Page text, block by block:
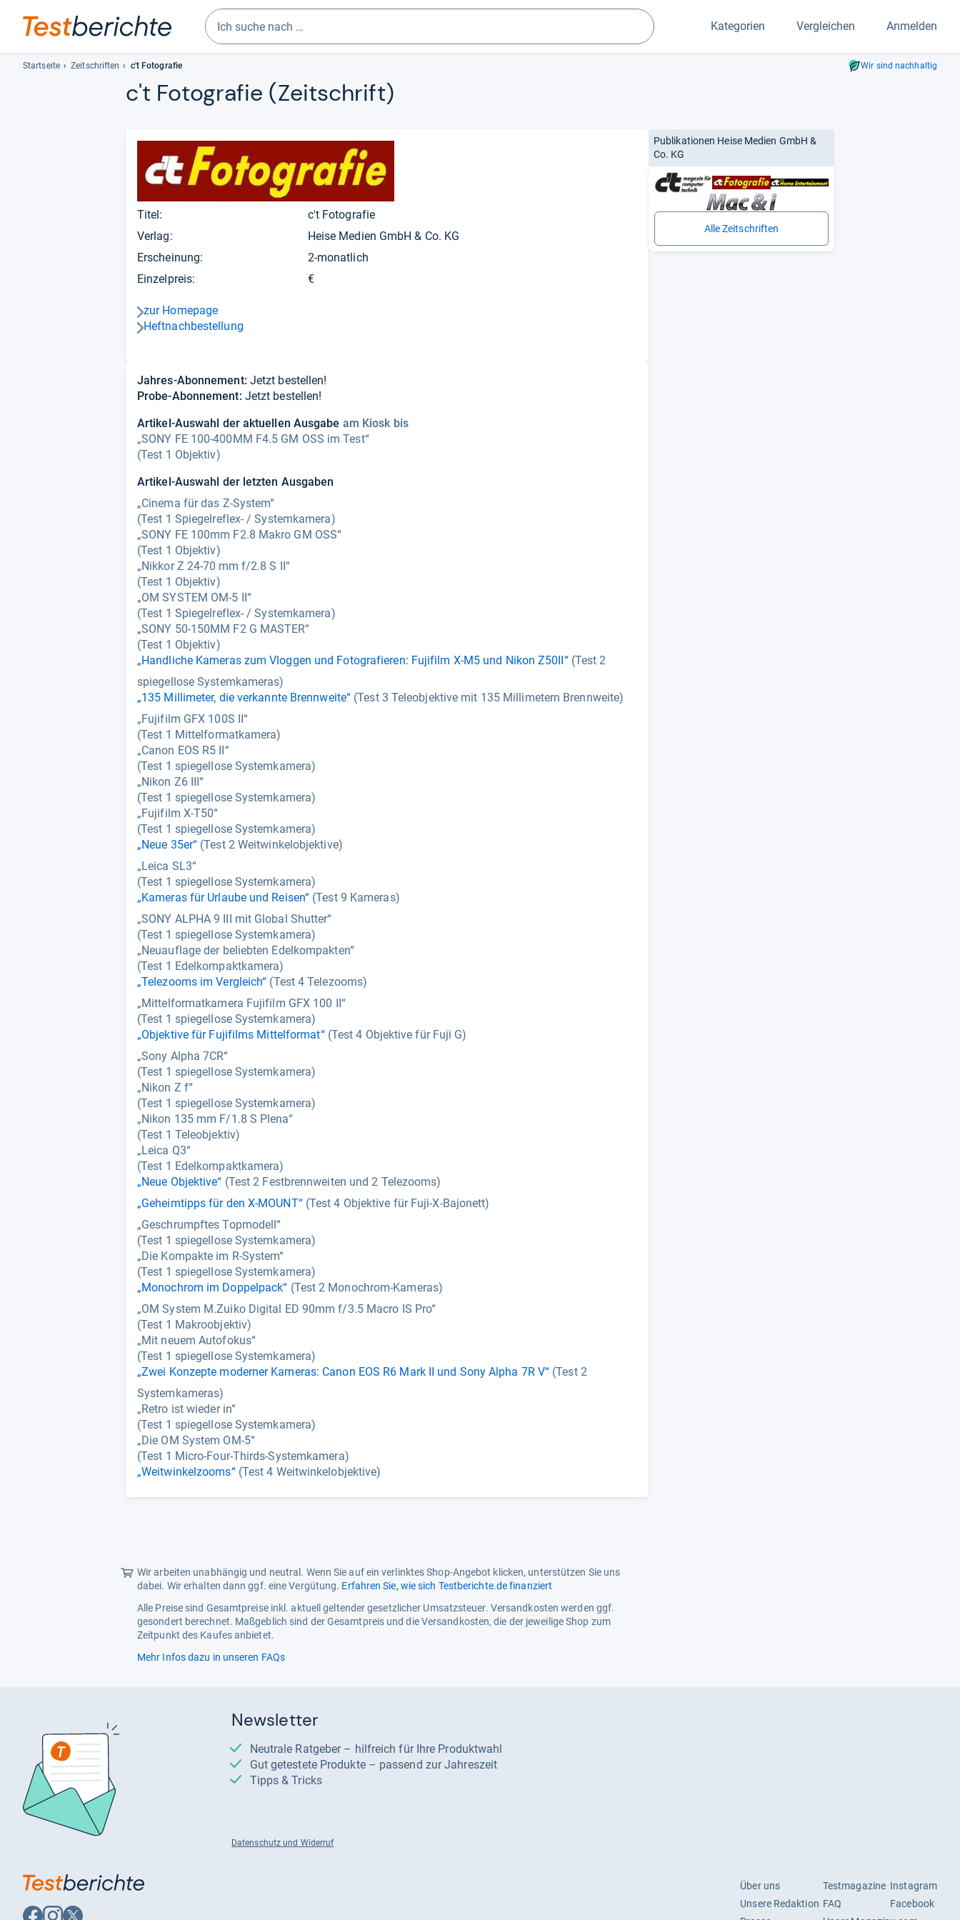
Suchen
Geben
mindestens
drei
Vorschläge
erscheinen
automatisch
Kategorien Vergleichen Anmelden
Startseite Zeitschriften c't Fotografie Wir sind nachhaltig
c't Fotografie (Zeitschrift)
Titel:
Verlag:
Erscheinung:
Einzelpreis:
c't Fotografie
Heise Medien GmbH & Co. KG
2-monatlich
€
pfeil_navi_rechtszur Homepage
pfeil_navi_rechtsHeftnachbestellung
Jahres-Abonnement: Jetzt bestellen!
Probe-Abonnement: Jetzt bestellen!
Artikel-Auswahl der aktuellen Ausgabe am Kiosk bis
„SONY FE 100-400MM F4.5 GM OSS im Test“
(Test 1 Objektiv)
Artikel-Auswahl der letzten Ausgaben
„Cinema für das Z-System“
(Test 1 Spiegelreflex- / Systemkamera)
„SONY FE 100mm F2.8 Makro GM OSS“
(Test 1 Objektiv)
„Nikkor Z 24-70 mm f/2.8 S II“
(Test 1 Objektiv)
„OM SYSTEM OM-5 II“
(Test 1 Spiegelreflex- / Systemkamera)
„SONY 50-150MM F2 G MASTER“
(Test 1 Objektiv)
„Handliche Kameras zum Vloggen und Fotografieren: Fujifilm X-M5 und Nikon Z50II“(Test 2
spiegellose Systemkameras)
„135 Millimeter, die verkannte Brennweite“ (Test 3 Teleobjektive mit 135 Millimetern Brennweite)
„Fujifilm GFX 100S II“
(Test 1 Mittelformatkamera)
„Canon EOS R5 II“
(Test 1 spiegellose Systemkamera)
„Nikon Z6 III“
(Test 1 spiegellose Systemkamera)
„Fujifilm X-T50“
(Test 1 spiegellose Systemkamera)
„Neue 35er“ (Test 2 Weitwinkelobjektive)
„Leica SL3“
(Test 1 spiegellose Systemkamera)
„Kameras für Urlaube und Reisen“ (Test 9 Kameras)
„SONY ALPHA 9 III mit Global Shutter“
(Test 1 spiegellose Systemkamera)
„Neuauflage der beliebten Edelkompakten“
(Test 1 Edelkompaktkamera)
„Telezooms im Vergleich“ (Test 4 Telezooms)
„Mittelformatkamera Fujifilm GFX 100 II“
(Test 1 spiegellose Systemkamera)
„Objektive für Fujifilms Mittelformat“(Test 4 Objektive für Fuji G)
„Sony Alpha 7CR“
(Test 1 spiegellose Systemkamera)
„Nikon Z f“
(Test 1 spiegellose Systemkamera)
„Nikon 135 mm F/1.8 S Plena“
(Test 1 Teleobjektiv)
„Leica Q3“
(Test 1 Edelkompaktkamera)
„Neue Objektive“ (Test 2 Festbrennweiten und 2 Telezooms)
„Geheimtipps für den X-MOUNT“(Test 4 Objektive für Fuji-X-Bajonett)
„Geschrumpftes Topmodell“
(Test 1 spiegellose Systemkamera)
„Die Kompakte im R-System“
(Test 1 spiegellose Systemkamera)
„Monochrom im Doppelpack“ (Test 2 Monochrom-Kameras)
„OM System M.Zuiko Digital ED 90mm f/3.5 Macro IS Pro“
(Test 1 Makroobjektiv)
„Mit neuem Autofokus“
(Test 1 spiegellose Systemkamera)
„Zwei Konzepte moderner Kameras: Canon EOS R6 Mark II und Sony Alpha 7R V“ (Test 2
Systemkameras)
„Retro ist wieder in“
(Test 1 spiegellose Systemkamera)
„Die OM System OM-5“
(Test 1 Micro-Four-Thirds-Systemkamera)
„Weitwinkelzooms“(Test 4 Weitwinkelobjektive)
Publikationen Heise Medien GmbH &
Co. KG
Alle Zeitschriften
Wir arbeiten unabhängig und neutral. Wenn Sie auf ein verlinktes Shop-Angebot klicken, unterstützen Sie uns
dabei. Wir erhalten dann ggf. eine Vergütung. Erfahren Sie, wie sich Testberichte.de finanziert
Alle Preise sind Gesamtpreise inkl. aktuell geltender gesetzlicher Umsatzsteuer. Versandkosten werden ggf.
gesondert berechnet. Maßgeblich sind der Gesamtpreis und die Versandkosten, die der jeweilige Shop zum
Zeitpunkt des Kaufes anbietet.
Mehr Infos dazu in unseren FAQs
Newsletter
Neutrale Ratgeber – hilfreich für Ihre Produktwahl
Gut getestete Produkte – passend zur Jahreszeit
Tipps & Tricks
Datenschutz und Widerruf
Auf Auf Auf
Über uns
Unsere Redaktion
Testmagazine
FAQ
Instagram
Facebook